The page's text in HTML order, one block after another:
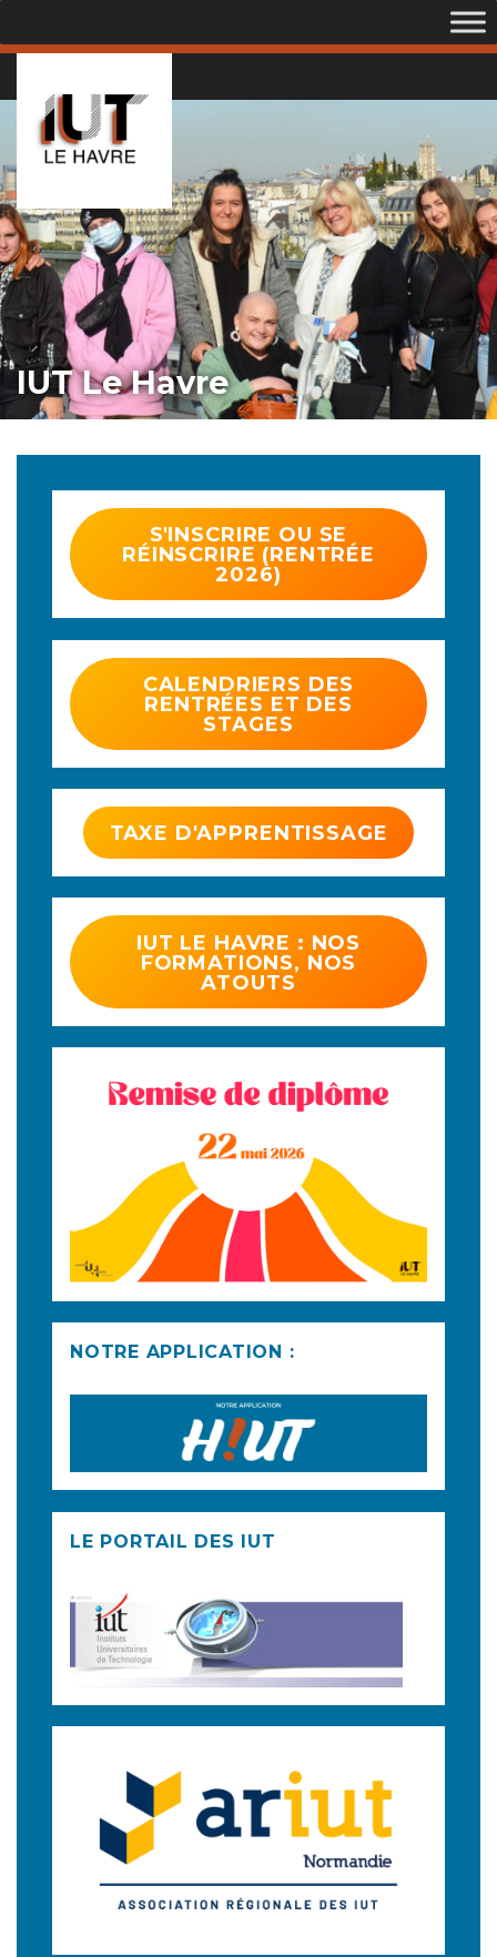
IUT Le Havre
S'INSCRIRE OU SE
RÉINSCRIRE (RENTRÉE
2026)
CALENDRIERS DES
RENTRÉES ET DES
STAGES
TAXE D'APPRENTISSAGE
IUT LE HAVRE : NOS
FORMATIONS, NOS
ATOUTS
NOTRE APPLICATION :
LE PORTAIL DES IUT